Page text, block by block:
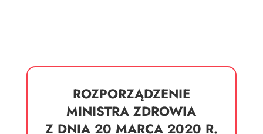
ROZPORZĄDZENIE
MINISTRA ZDROWIA
Z DNIA 20 MARCA 2020 R.